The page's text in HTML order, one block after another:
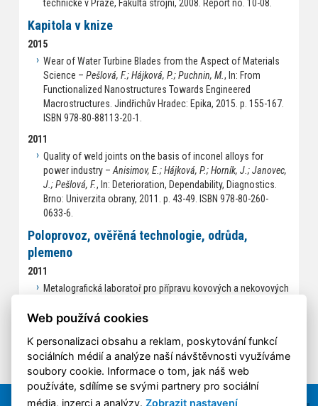
technické v Praze, Fakulta strojní, 2008. Report no. 10-08.
Kapitola v knize
2015
Wear of Water Turbine Blades from the Aspect of Materials
Science – Pešlová, F.; Hájková, P.; Puchnin, M., In: From
Functionalized Nanostructures Towards Engineered
Macrostructures. Jindřichův Hradec: Epika, 2015. p. 155-167.
ISBN 978-80-88113-20-1.
2011
Quality of weld joints on the basis of inconel alloys for
power industry –Anisimov, E.; Hájková, P.; Horník, J.; Janovec,
J.; Pešlová, F., In: Deterioration, Dependability, Diagnostics.
Brno: Univerzita obrany, 2011. p. 43-49. ISBN 978-80-260-
0633-6.
Poloprovoz, ověřěná technologie, odrůda,
plemeno
2011
Metalografická laboratoř pro přípravu kovových a nekovových
Web používá cookies
K personalizaci obsahu a reklam, poskytování funkcí
sociálních médií a analýze naší návštěvnosti využíváme
soubory cookie. Informace o tom, jak náš web
používáte, sdílíme se svými partnery pro sociální
média, inzerci a analýzy.Zobrazit nastavení